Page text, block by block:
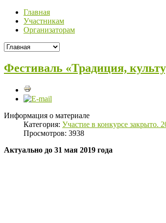
Главная
Участникам
Организаторам
Фестиваль «Традиция,
Информация о материале
Категория: Участие в конкурсе закрыто.
Просмотров: 3938
Актуально до 31 мая 2019 года